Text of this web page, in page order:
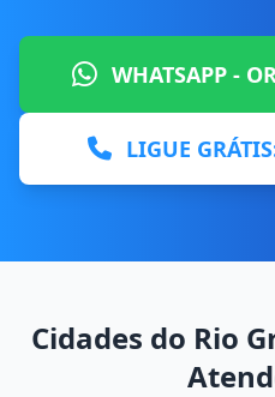
WHATSAPP -
LIGUE
Cidades do Rio